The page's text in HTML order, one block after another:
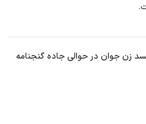
زن جوان در حوالی جاده گنجنامه